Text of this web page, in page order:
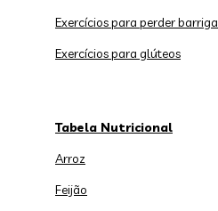
Exercícios para perder barriga
Exercícios para glúteos
Tabela Nutricional
Arroz
Feijão